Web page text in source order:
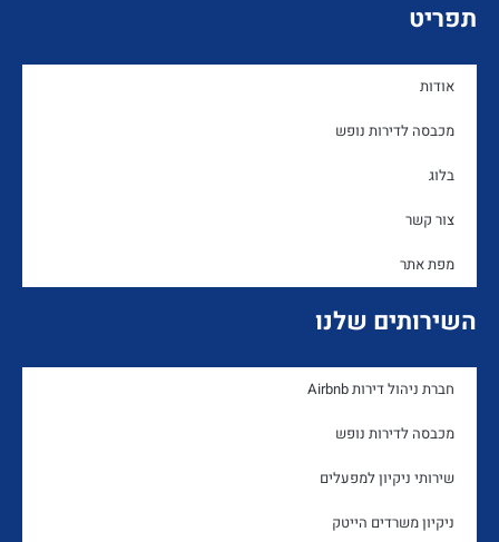
תפריט
אודות
מכבסה לדירות נופש
בלוג
צור קשר
מפת אתר
השירותים שלנו
חברת ניהול דירות Airbnb
מכבסה לדירות נופש
שירותי ניקיון למפעלים
ניקיון משרדים הייטק